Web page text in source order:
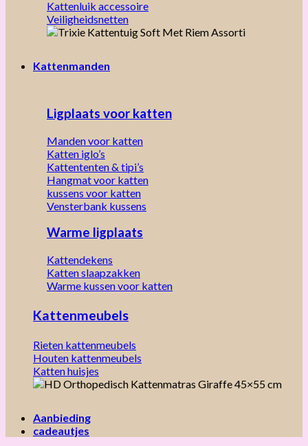
Kattenluik accessoire
Veiligheidsnetten
Kattenmanden
Ligplaats voor katten
Manden voor katten
Katten iglo’s
Kattententen & tipi’s
Hangmat voor katten
kussens voor katten
Vensterbank kussens
Warme ligplaats
Kattendekens
Katten slaapzakken
Warme kussen voor katten
Kattenmeubels
Rieten kattenmeubels
Houten kattenmeubels
Katten huisjes
Aanbieding
cadeautjes